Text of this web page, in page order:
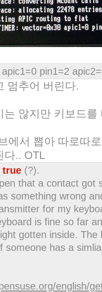
pin1=2
멈추어 버린다.
는 않지만 키보드
에서 뽑아 따로따
다.. OTL
true (?).
that a contact got
something wrong
for my
is fine so far
gotten inside. The
someone has a
english/